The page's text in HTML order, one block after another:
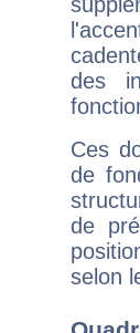
des
Ces
de
de
selon